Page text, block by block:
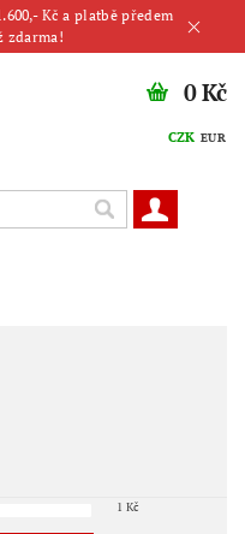
Kč a platbě předem
zdarma!
CZK EUR
0 Kč
1 Kč